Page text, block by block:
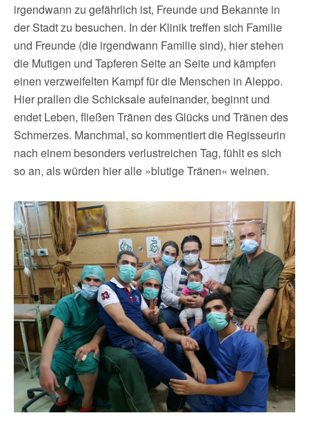
irgendwann zu gefährlich ist, Freunde und Bekannte in
der Stadt zu besuchen. In der Klinik treffen sich Familie
und Freunde (die irgendwann Familie sind), hier stehen
die Mutigen und Tapferen Seite an Seite und kämpfen
einen verzweifelten Kampf für die Menschen in Aleppo.
Hier prallen die Schicksale aufeinander, beginnt und
endet Leben, fließen Tränen des Glücks und Tränen des
Schmerzes. Manchmal, so kommentiert die Regisseurin
nach einem besonders verlustreichen Tag, fühlt es sich
so an, als würden hier alle »blutige Tränen« weinen.